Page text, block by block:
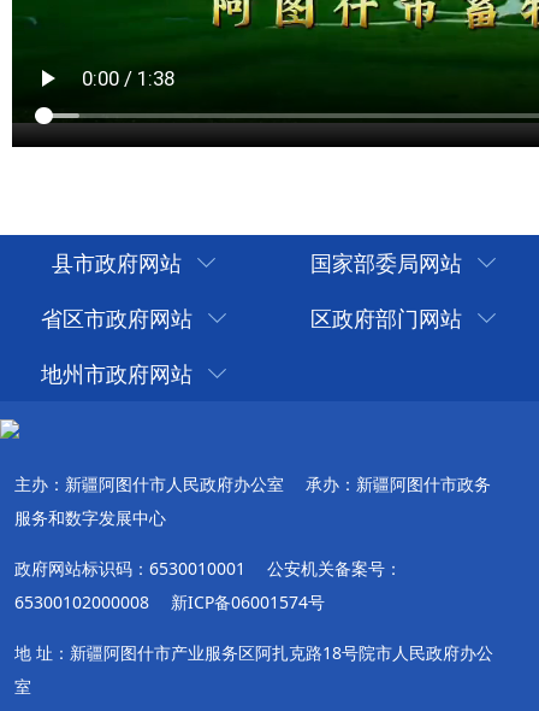
县市政府网站
国家部委局网站
省区市政府网站
区政府部门网站
地州市政府网站
主办：新疆阿图什市人民政府办公室
承办：新疆阿图什市政务
服务和数字发展中心
政府网站标识码：6530010001
公安机关备案号：
65300102000008
新ICP备06001574号
地 址：新疆阿图什市产业服务区阿扎克路18号院市人民政府办公
室